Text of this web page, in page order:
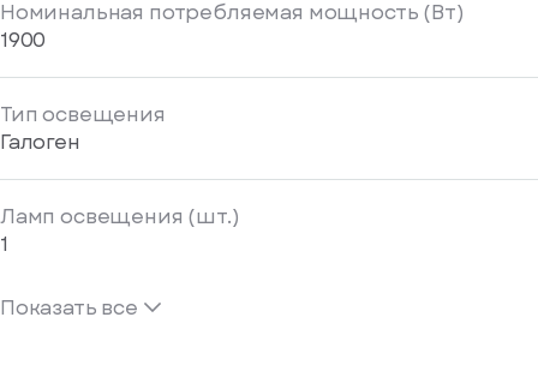
Номинальная потребляемая мощность (Вт)
1900
Тип освещения
Галоген
Ламп освещения (шт.)
1
Показать все